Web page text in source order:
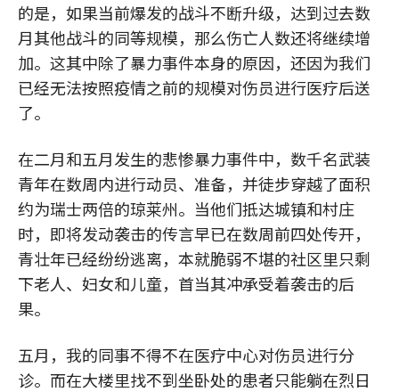
的是，如果当前爆发的战斗不断升级，达到过去数
月其他战斗的同等规模，那么伤亡人数还将继续增
加。这其中除了暴力事件本身的原因，还因为我们
已经无法按照疫情之前的规模对伤员进行医疗后送
了。
在二月和五月发生的悲惨暴力事件中，数千名武装
青年在数周内进行动员、准备，并徒步穿越了面积
约为瑞士两倍的琼莱州。当他们抵达城镇和村庄
时，即将发动袭击的传言早已在数周前四处传开，
青壮年已经纷纷逃离，本就脆弱不堪的社区里只剩
下老人、妇女和儿童，首当其冲承受着袭击的后
果。
五月，我的同事不得不在医疗中心对伤员进行分
诊。而在大楼里找不到坐卧处的患者只能躺在烈日